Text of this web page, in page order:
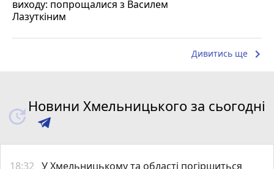
виходу: попрощалися з Василем
Лазуткіним
Дивитись ще keyboard_arrow_right
Новини Хмельницького за сьогодні
18:32 У Хмельницькому та області погіршиться